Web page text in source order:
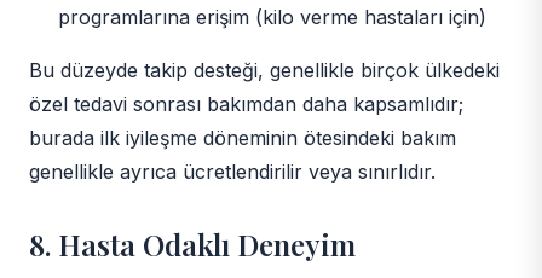
programlarına erişim (kilo verme hastaları için)
Bu düzeyde takip desteği, genellikle birçok ülkedeki
özel tedavi sonrası bakımdan daha kapsamlıdır;
burada ilk iyileşme döneminin ötesindeki bakım
genellikle ayrıca ücretlendirilir veya sınırlıdır.
8. Hasta Odaklı Deneyim